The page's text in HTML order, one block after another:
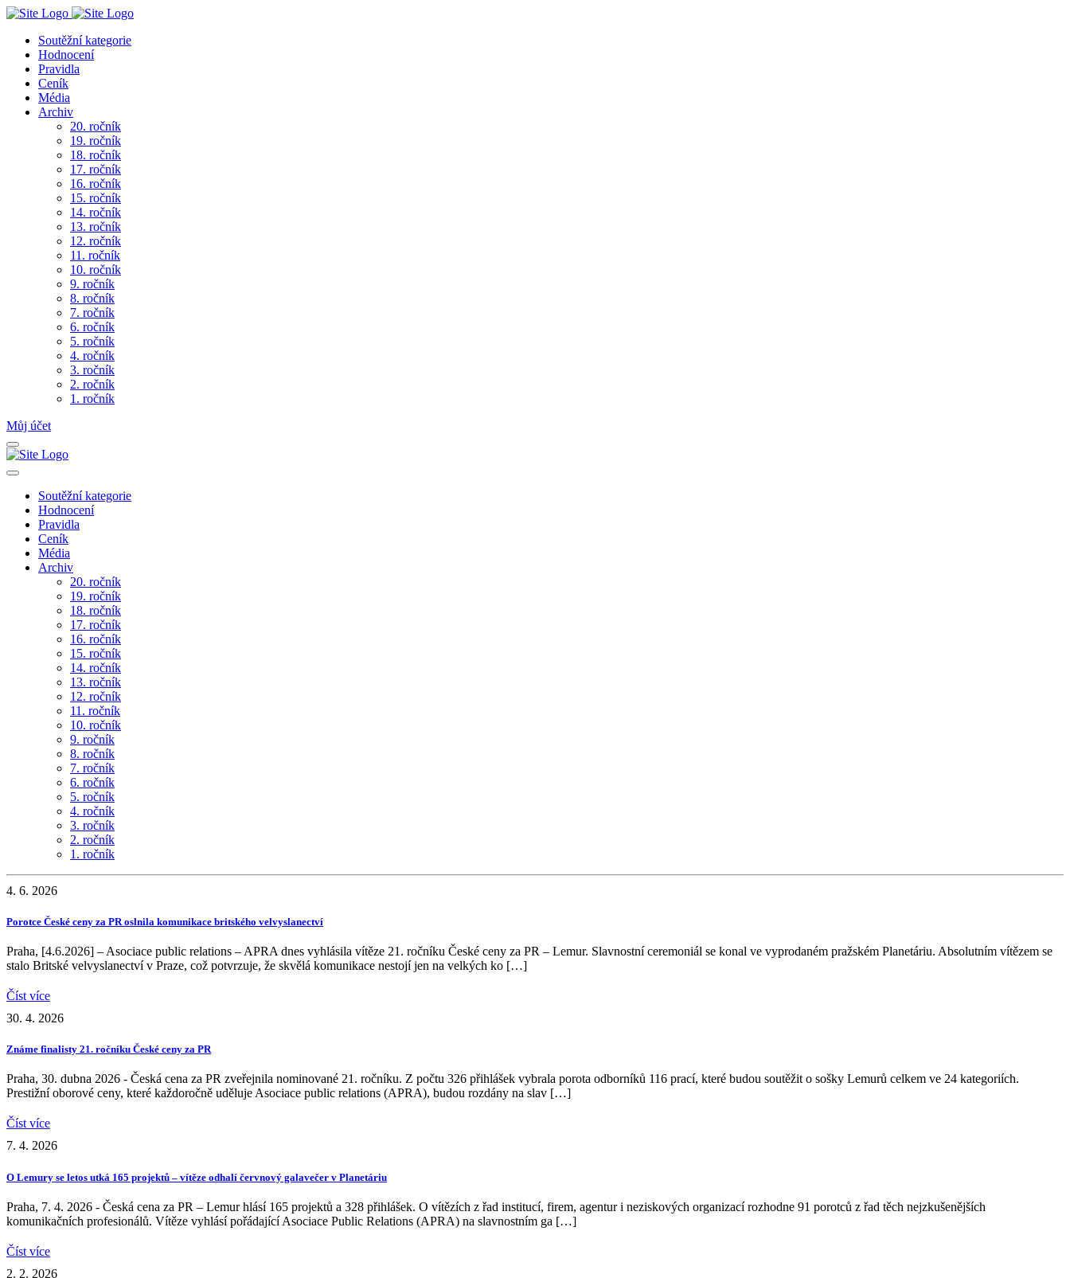
Soutěžní kategorie
Hodnocení
Pravidla
Ceník
Média
Archiv
20. ročník
19. ročník
18. ročník
17. ročník
16. ročník
15. ročník
14. ročník
13. ročník
12. ročník
11. ročník
10. ročník
9. ročník
8. ročník
7. ročník
6. ročník
5. ročník
4. ročník
3. ročník
2. ročník
1. ročník
Můj účet
Soutěžní kategorie
Hodnocení
Pravidla
Ceník
Média
Archiv
20. ročník
19. ročník
18. ročník
17. ročník
16. ročník
15. ročník
14. ročník
13. ročník
12. ročník
11. ročník
10. ročník
9. ročník
8. ročník
7. ročník
6. ročník
5. ročník
4. ročník
3. ročník
2. ročník
1. ročník
4. 6. 2026
Porotce České ceny za PR oslnila komunikace britského velvyslanectví
Praha, [4.6.2026] – Asociace public relations – APRA dnes vyhlásila vítěze 21. ročníku České ceny za PR – Lemur. Slavnostní ceremoniál se konal ve vyprodaném pražském Planetáriu. Absolutním vítězem se
stalo Britské velvyslanectví v Praze, což potvrzuje, že skvělá komunikace nestojí jen na velkých ko […]
Číst více
30. 4. 2026
Známe finalisty 21. ročníku České ceny za PR
Praha, 30. dubna 2026 - Česká cena za PR zveřejnila nominované 21. ročníku. Z počtu 326 přihlášek vybrala porota odborníků 116 prací, které budou soutěžit o sošky Lemurů celkem ve 24 kategoriích.
Prestižní oborové ceny, které každoročně uděluje Asociace public relations (APRA), budou rozdány na slav […]
Číst více
7. 4. 2026
O Lemury se letos utká 165 projektů – vítěze odhalí červnový galavečer v Planetáriu
Praha, 7. 4. 2026 - Česká cena za PR – Lemur hlásí 165 projektů a 328 přihlášek. O vítězích z řad institucí, firem, agentur i neziskových organizací rozhodne 91 porotců z řad těch nejzkušenějších
komunikačních profesionálů. Vítěze vyhlásí pořádající Asociace Public Relations (APRA) na slavnostním ga […]
Číst více
2. 2. 2026